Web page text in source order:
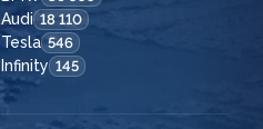
Audi 18 110
Tesla 546
Infinity 145